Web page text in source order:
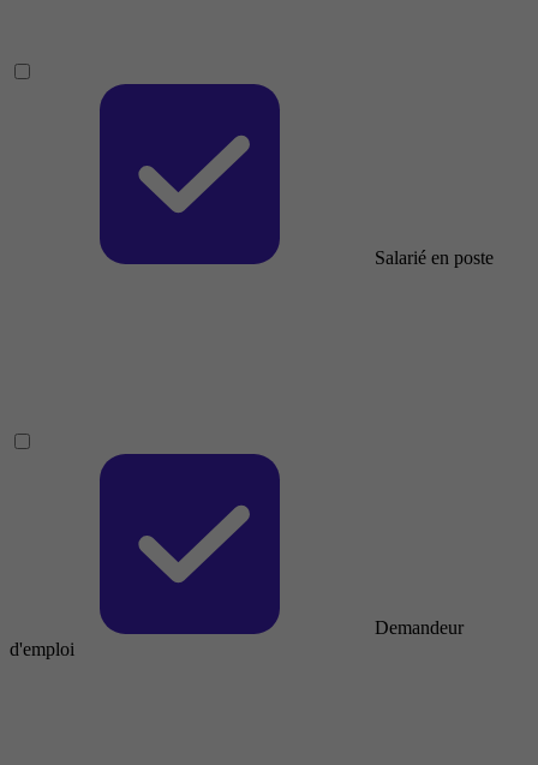
Salarié en poste
Demandeur
d'emploi